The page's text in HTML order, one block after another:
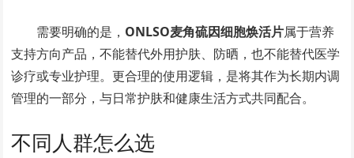
需要明确的是， ONLSO麦角硫因细胞焕活片属于营养
支持方向产品，不能替代外用护肤、防晒，也不能替代医学
诊疗或专业护理。更合理的使用逻辑，是将其作为长期内调
管理的一部分，与日常护肤和健康生活方式共同配合。
不同人群怎么选